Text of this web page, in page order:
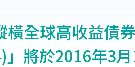
全球高收益債
將於2016年3